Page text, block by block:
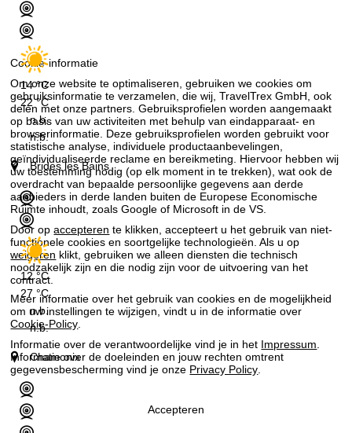
Cookie-informatie
Om onze website te optimaliseren, gebruiken we cookies om
gebruiksinformatie te verzamelen, die wij, TravelTrex GmbH, ook
delen met onze partners. Gebruiksprofielen worden aangemaakt
op basis van uw activiteiten met behulp van eindapparaat- en
browserinformatie. Deze gebruiksprofielen worden gebruikt voor
statistische analyse, individuele productaanbevelingen,
geïndividualiseerde reclame en bereikmeting. Hiervoor hebben wij
uw toestemming nodig (op elk moment in te trekken), wat ook de
overdracht van bepaalde persoonlijke gegevens aan derde
aanbieders in derde landen buiten de Europese Economische
Ruimte inhoudt, zoals Google of Microsoft in de VS.
Door opaccepteren te klikken, accepteert u het gebruik van niet-
functionele cookies en soortgelijke technologieën. Als u op
weigeren klikt, gebruiken we alleen diensten die technisch
noodzakelijk zijn en die nodig zijn voor de uitvoering van het
contract.
Meer informatie over het gebruik van cookies en de mogelijkheid
om uw instellingen te wijzigen, vindt u in de informatie over
Cookie-Policy
Informatie over de verantwoordelijke vind je in het Impressum
Informatie over de doeleinden en jouw rechten omtrent
gegevensbescherming vind je onze Privacy Policy
Accepteren
14 °C
22 °C
n.b.
n.b.
Brides les Bains
12 °C
27 °C
n.b.
n.b.
Chamonix